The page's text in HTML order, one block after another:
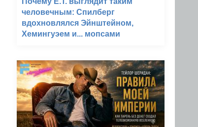
человечным: Спилберг
вдохновлялся Эйнштейном,
Хемингуэем и... мопсами